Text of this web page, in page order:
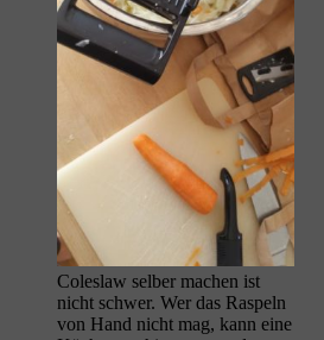
Coleslaw selber machen ist
nicht schwer. Wer das Raspeln
von Hand nicht mag, kann eine